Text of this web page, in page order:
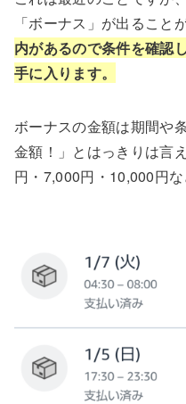
「ボーナス」が出ること
内があるので条件を確認
手に入ります。
ボーナスの金額は期間や
金額！」とはっきりは言
円・7,000円・10,000円な